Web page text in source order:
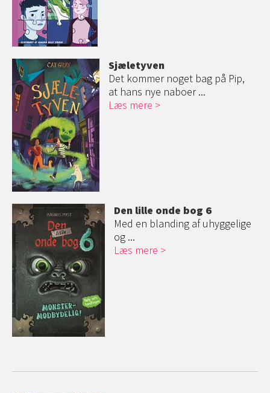
Sjæletyven
Det kommer noget bag på Pip,
at hans nye naboer ...
Læs mere
Den lille onde bog 6
Med en blanding af uhyggelige
og ...
Læs mere